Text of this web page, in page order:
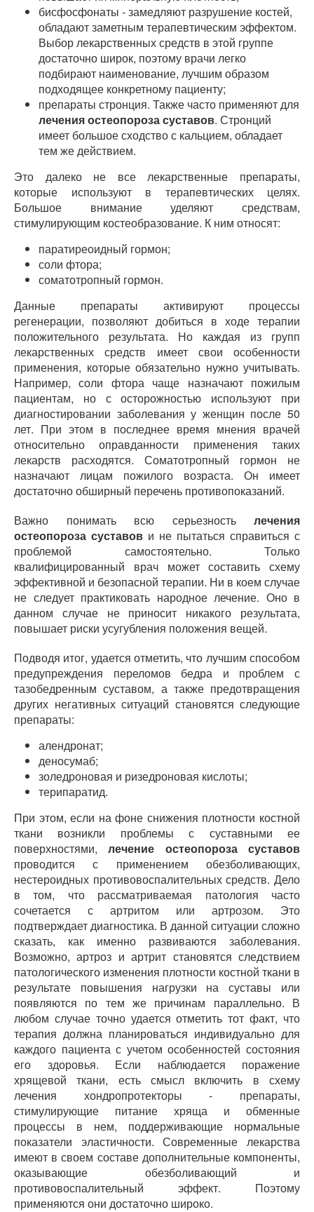
бисфосфонаты - замедляют разрушение костей,
обладают заметным терапевтическим эффектом.
Выбор лекарственных средств в этой группе
достаточно широк, поэтому врачи легко
подбирают наименование, лучшим образом
подходящее конкретному пациенту;
препараты стронция. Также часто применяют для
лечения остеопороза суставов. Стронций
имеет большое сходство с кальцием, обладает
тем же действием.
Это далеко не все лекарственные препараты,
которые используют в терапевтических целях.
Большое внимание уделяют средствам,
стимулирующим костеобразование. К ним относят:
паратиреоидный гормон;
соли фтора;
соматотропный гормон.
Данные препараты активируют процессы
регенерации, позволяют добиться в ходе терапии
положительного результата. Но каждая из групп
лекарственных средств имеет свои особенности
применения, которые обязательно нужно учитывать.
Например, соли фтора чаще назначают пожилым
пациентам, но с осторожностью используют при
диагностировании заболевания у женщин после 50
лет. При этом в последнее время мнения врачей
относительно оправданности применения таких
лекарств расходятся. Соматотропный гормон не
назначают лицам пожилого возраста. Он имеет
достаточно обширный перечень противопоказаний.
Важно понимать всю серьезность лечения
остеопороза суставов и не пытаться справиться с
проблемой самостоятельно. Только
квалифицированный врач может составить схему
эффективной и безопасной терапии. Ни в коем случае
не следует практиковать народное лечение. Оно в
данном случае не приносит никакого результата,
повышает риски усугубления положения вещей.
Подводя итог, удается отметить, что лучшим способом
предупреждения переломов бедра и проблем с
тазобедренным суставом, а также предотвращения
других негативных ситуаций становятся следующие
препараты:
алендронат;
деносумаб;
золедроновая и ризедроновая кислоты;
терипаратид.
При этом, если на фоне снижения плотности костной
ткани возникли проблемы с суставными ее
поверхностями,лечение остеопороза суставов
проводится с применением обезболивающих,
нестероидных противовоспалительных средств. Дело
в том, что рассматриваемая патология часто
сочетается с артритом или артрозом. Это
подтверждает диагностика. В данной ситуации сложно
сказать, как именно развиваются заболевания.
Возможно, артроз и артрит становятся следствием
патологического изменения плотности костной ткани в
результате повышения нагрузки на суставы или
появляются по тем же причинам параллельно. В
любом случае точно удается отметить тот факт, что
терапия должна планироваться индивидуально для
каждого пациента с учетом особенностей состояния
его здоровья. Если наблюдается поражение
хрящевой ткани, есть смысл включить в схему
лечения хондропротекторы - препараты,
стимулирующие питание хряща и обменные
процессы в нем, поддерживающие нормальные
показатели эластичности. Современные лекарства
имеют в своем составе дополнительные компоненты,
оказывающие обезболивающий и
противовоспалительный эффект. Поэтому
применяются они достаточно широко.